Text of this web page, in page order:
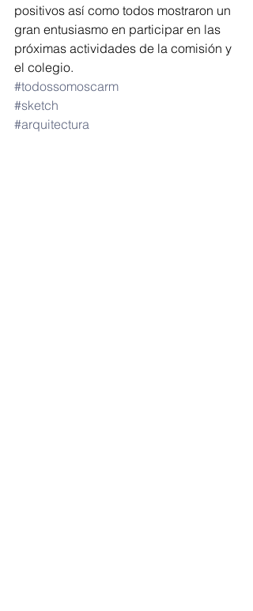
positivos así como todos mostraron un
gran entusiasmo en participar en las
próximas actividades de la comisión y
el colegio.
#todossomoscarm
#sketch
#arquitectura